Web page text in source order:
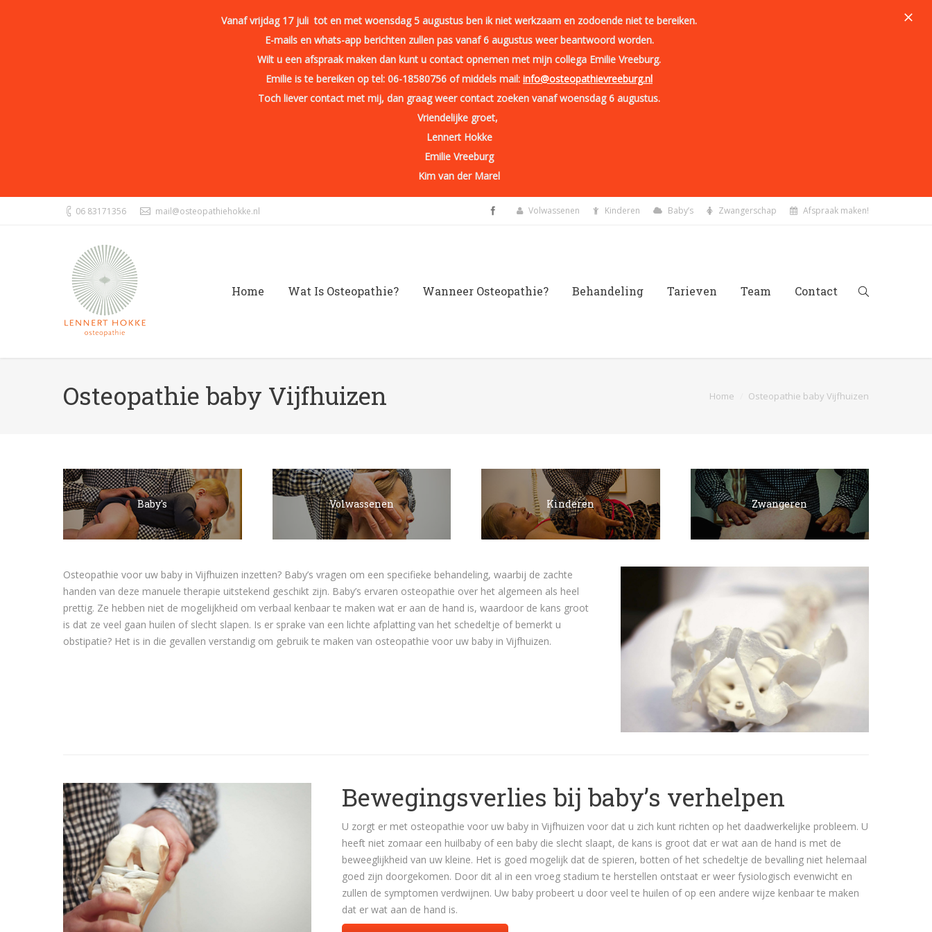
06 83171356 mail@osteopathiehokke.nl Volwassenen Kinderen Baby’s Zwangerschap Afspraak maken!
Home Wat Is Osteopathie? Wanneer Osteopathie? Behandeling Tarieven Team Contact
Osteopathie baby Vijfhuizen Home Osteopathie baby Vijfhuizen
Baby's Volwassenen Kinderen Zwangeren
Osteopathie voor uw baby in Vijfhuizen inzetten? Baby’s vragen om een specifieke behandeling, waarbij de zachte
handen van deze manuele therapie uitstekend geschikt zijn. Baby’s ervaren osteopathie over het algemeen als heel
prettig. Ze hebben niet de mogelijkheid om verbaal kenbaar te maken wat er aan de hand is, waardoor de kans groot
is dat ze veel gaan huilen of slecht slapen. Is er sprake van een lichte afplatting van het schedeltje of bemerkt u
obstipatie? Het is in die gevallen verstandig om gebruik te maken van osteopathie voor uw baby in Vijfhuizen.
Bewegingsverlies bij baby’s verhelpen
U zorgt er met osteopathie voor uw baby in Vijfhuizen voor dat u zich kunt richten op het daadwerkelijke probleem. U
heeft niet zomaar een huilbaby of een baby die slecht slaapt, de kans is groot dat er wat aan de hand is met de
beweeglijkheid van uw kleine. Het is goed mogelijk dat de spieren, botten of het schedeltje de bevalling niet helemaal
goed zijn doorgekomen. Door dit al in een vroeg stadium te herstellen ontstaat er weer fysiologisch evenwicht en
zullen de symptomen verdwijnen. Uw baby probeert u door veel te huilen of op een andere wijze kenbaar te maken
dat er wat aan de hand is.
Vanaf vrijdag 17 juli tot en met woensdag 5 augustus ben ik niet werkzaam en zodoende niet te bereiken.
E-mails en whats-app berichten zullen pas vanaf 6 augustus weer beantwoord worden.
Wilt u een afspraak maken dan kunt u contact opnemen met mijn collega Emilie Vreeburg.
Emilie is te bereiken op tel: 06-18580756 of middels mail: info@osteopathievreeburg.nl
Toch liever contact met mij, dan graag weer contact zoeken vanaf woensdag 6 augustus.
Vriendelijke groet,
Lennert Hokke
Emilie Vreeburg
Kim van der Marel